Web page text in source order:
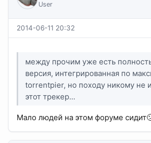
User
2014-06-11 20:32
между прочим уже есть
версия, интегрированная по
torrentpier, но походу никому не
этот трекер...
Мало людей на этом форуме